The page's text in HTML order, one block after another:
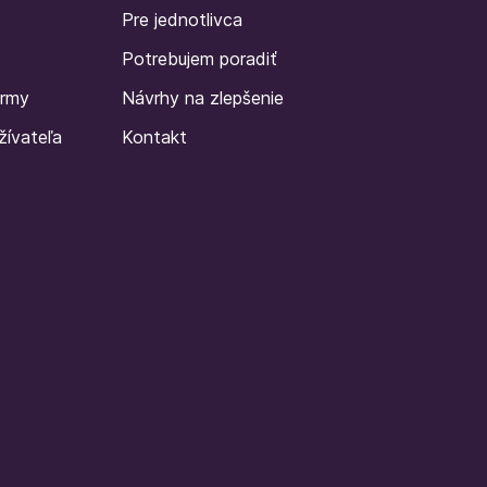
Pre jednotlivca
Potrebujem poradiť
Návrhy na zlepšenie
Kontakt